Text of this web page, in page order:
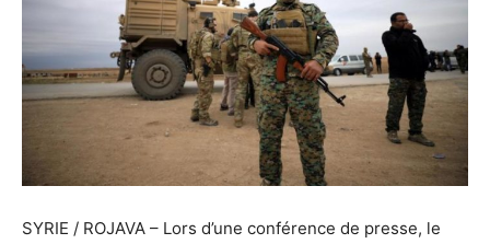
SYRIE / ROJAVA – Lors d’une conférence de presse, le